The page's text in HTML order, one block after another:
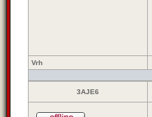
Vrh
3AJE6